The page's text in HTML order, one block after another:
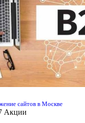
сайтов в Москве
Акции